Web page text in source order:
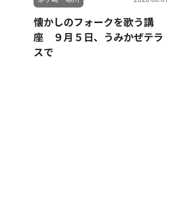
懐かしのフォークを歌う講
座 ９月５日、うみかぜテラ
スで